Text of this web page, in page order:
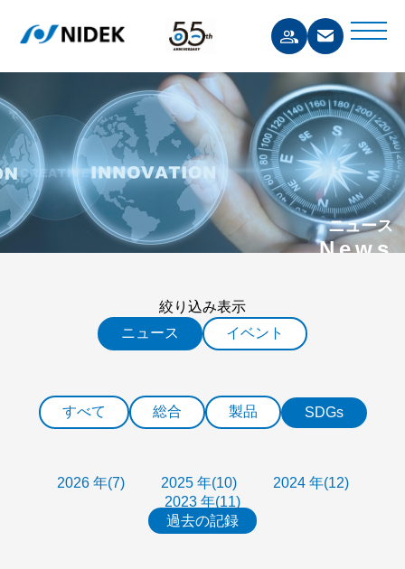
ニュース
News
絞り込み表示
ニュース
イベント
すべて 総合 製品 SDGs
2026 年(7) 2025 年(10)
2024 年(12)
2023 年(11)
過去の記録